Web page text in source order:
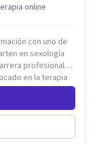
online
con uno de
en sexología
profesional
en la terapia
BIO-PSICO-
son
otros factores
demasiado
factores que